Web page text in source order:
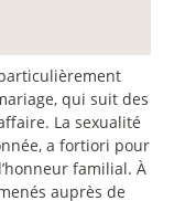
qui suit des
La sexualité
a fortiori pour
familial. À
auprès de